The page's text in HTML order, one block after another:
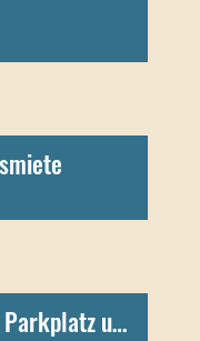
SSDS RG Ostschweiz Parkplatz und Toiletten